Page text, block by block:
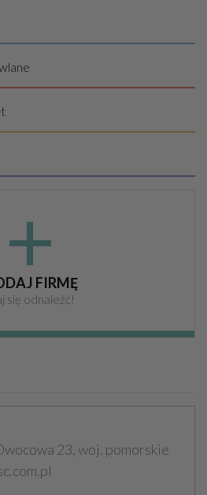
+FIRMĘ
się odnaleźć!
23, woj. pomorskie